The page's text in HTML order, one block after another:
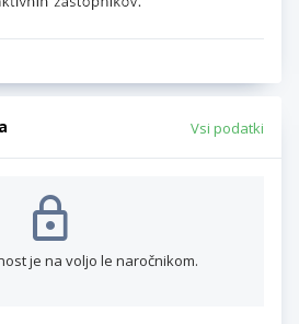
Vsi podatki
je na voljo le naročnikom.